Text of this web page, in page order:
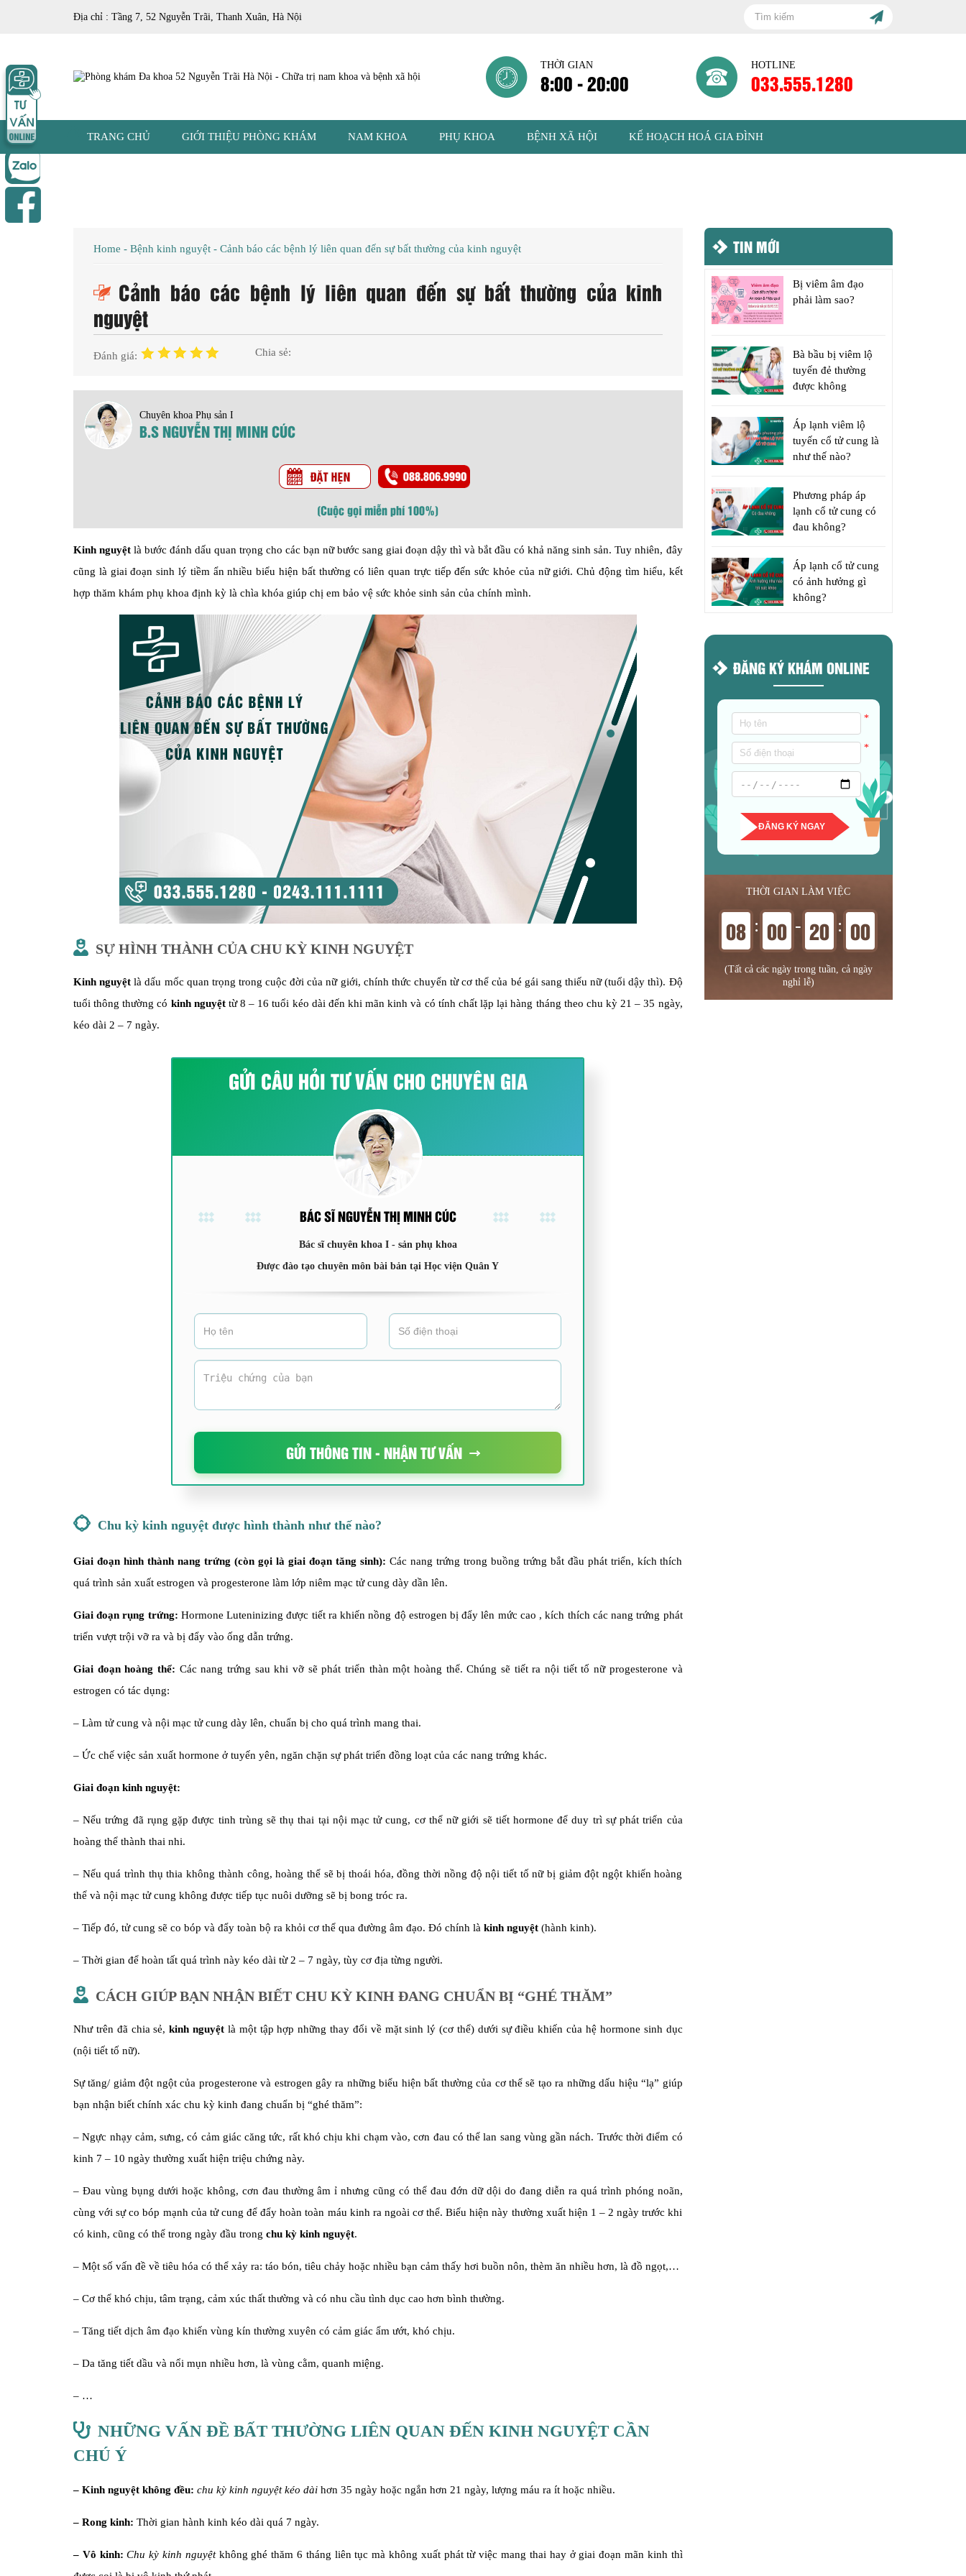
Địa chỉ : Tầng 7, 52 Nguyễn Trãi, Thanh Xuân, Hà Nội
THỜI GIAN
8:00 - 20:00
HOTLINE
033.555.1280
TRANG CHỦ GIỚI THIỆU PHÒNG KHÁM NAM KHOA PHỤ KHOA BỆNH XÃ HỘI KẾ HOẠCH HOÁ GIA ĐÌNH
Home - Bệnh kinh nguyệt - Cảnh báo các bệnh lý liên quan đến sự bất thường của kinh nguyệt
Cảnh báo các bệnh lý liên quan đến sự bất thường của kinh
nguyệt
Đánh giá: Chia sẻ:
Chuyên khoa Phụ sản I
B.S NGUYỄN THỊ MINH CÚC
(Cuộc gọi miễn phí 100%)
Kinh nguyệt là bước đánh dấu quan trọng cho các bạn nữ bước sang giai đoạn dậy thì và bắt đầu có khả năng sinh sản. Tuy nhiên, đây
cũng là giai đoạn sinh lý tiềm ẩn nhiều biểu hiện bất thường có liên quan trực tiếp đến sức khỏe của nữ giới. Chủ động tìm hiểu, kết
hợp thăm khám phụ khoa định kỳ là chìa khóa giúp chị em bảo vệ sức khỏe sinh sản của chính mình.
SỰ HÌNH THÀNH CỦA CHU KỲ KINH NGUYỆT
Kinh nguyệt là dấu mốc quan trọng trong cuộc đời của nữ giới, chính thức chuyển từ cơ thể của bé gái sang thiếu nữ (tuổi dậy thì). Độ
tuổi thông thường có kinh nguyệttừ 8 – 16 tuổi kéo dài đến khi mãn kinh và có tính chất lặp lại hàng tháng theo chu kỳ 21 – 35 ngày,
kéo dài 2 – 7 ngày.
GỬI CÂU HỎI TƯ VẤN CHO CHUYÊN GIA
BÁC SĨ NGUYỄN THỊ MINH CÚC
Bác sĩ chuyên khoa I - sản phụ khoa
Được đào tạo chuyên môn bài bản tại Học viện Quân Y
GỬI THÔNG TIN - NHẬN TƯ VẤN
Chu kỳ kinh nguyệt được hình thành như thế nào?
Giai đoạn hình thành nang trứng (còn gọi là giai đoạn tăng sinh): Các nang trứng trong buồng trứng bắt đầu phát triển, kích thích
quá trình sản xuất estrogen và progesterone làm lớp niêm mạc tử cung dày dần lên.
Giai đoạn rụng trứng: Hormone Luteninizing được tiết ra khiến nồng độ estrogen bị đẩy lên mức cao , kích thích các nang trứng phát
triển vượt trội vỡ ra và bị đẩy vào ống dẫn trứng.
Giai đoạn hoàng thể: Các nang trứng sau khi vỡ sẽ phát triển thàn một hoàng thể. Chúng sẽ tiết ra nội tiết tố nữ progesterone và
estrogen có tác dụng:
– Làm tử cung và nội mạc tử cung dày lên, chuẩn bị cho quá trình mang thai.
– Ức chế việc sản xuất hormone ở tuyến yên, ngăn chặn sự phát triển đồng loạt của các nang trứng khác.
Giai đoạn kinh nguyệt:
– Nếu trứng đã rụng gặp được tinh trùng sẽ thụ thai tại nội mạc tử cung, cơ thể nữ giới sẽ tiết hormone để duy trì sự phát triển của
hoàng thể thành thai nhi.
– Nếu quá trình thụ thia không thành công, hoàng thể sẽ bị thoái hóa, đồng thời nồng độ nội tiết tố nữ bị giảm đột ngột khiến hoàng
thể và nội mạc tử cung không được tiếp tục nuôi dưỡng sẽ bị bong tróc ra.
– Tiếp đó, tử cung sẽ co bóp và đẩy toàn bộ ra khỏi cơ thể qua đường âm đạo. Đó chính là kinh nguyệt (hành kinh).
– Thời gian để hoàn tất quá trình này kéo dài từ 2 – 7 ngày, tùy cơ địa từng người.
CÁCH GIÚP BẠN NHẬN BIẾT CHU KỲ KINH ĐANG CHUẨN BỊ “GHÉ THĂM”
Như trên đã chia sẻ,kinh nguyệt là một tập hợp những thay đổi về mặt sinh lý (cơ thể) dưới sự điều khiến của hệ hormone sinh dục
(nội tiết tố nữ).
Sự tăng/ giảm đột ngột của progesterone và estrogen gây ra những biểu hiện bất thường của cơ thể sẽ tạo ra những dấu hiệu “lạ” giúp
bạn nhận biết chính xác chu kỳ kinh đang chuẩn bị “ghé thăm”:
– Ngực nhạy cảm, sưng, có cảm giác căng tức, rất khó chịu khi chạm vào, cơn đau có thể lan sang vùng gần nách. Trước thời điểm có
kinh 7 – 10 ngày thường xuất hiện triệu chứng này.
– Đau vùng bụng dưới hoặc không, cơn đau thường âm ỉ nhưng cũng có thể đau đớn dữ dội do đang diễn ra quá trình phóng noãn,
cùng với sự co bóp mạnh của tử cung để đẩy hoàn toàn máu kinh ra ngoài cơ thể. Biểu hiện này thường xuất hiện 1 – 2 ngày trước khi
có kinh, cũng có thể trong ngày đầu trong chu kỳ kinh nguyệt.
– Một số vấn đề về tiêu hóa có thể xảy ra: táo bón, tiêu chảy hoặc nhiều bạn cảm thấy hơi buồn nôn, thèm ăn nhiều hơn, là đồ ngọt,…
– Cơ thể khó chịu, tâm trạng, cảm xúc thất thường và có nhu cầu tình dục cao hơn bình thường.
– Tăng tiết dịch âm đạo khiến vùng kín thường xuyên có cảm giác ẩm ướt, khó chịu.
– Da tăng tiết dầu và nổi mụn nhiều hơn, là vùng cằm, quanh miệng.
– …
NHỮNG VẤN ĐỀ BẤT THƯỜNG LIÊN QUAN ĐẾN KINH NGUYỆT CẦN
CHÚ Ý
– Kinh nguyệt không đều: chu kỳ kinh nguyệt kéo dài hơn 35 ngày hoặc ngắn hơn 21 ngày, lượng máu ra ít hoặc nhiều.
– Rong kinh: Thời gian hành kinh kéo dài quá 7 ngày.
– Vô kinh: Chu kỳ kinh nguyệtkhông ghé thăm 6 tháng liên tục mà không xuất phát từ việc mang thai hay ở giai đoạn mãn kinh thì
TIN MỚI
Bị viêm âm đạo
phải làm sao?
Bà bầu bị viêm lộ
tuyến đẻ thường
được không
Áp lạnh viêm lộ
tuyến cổ tử cung là
như thế nào?
Phương pháp áp
lạnh cổ tử cung có
đau không?
Áp lạnh cổ tử cung
có ảnh hưởng gì
không?
ĐĂNG KÝ KHÁM ONLINE
*
*
ĐĂNG KÝ NGAY
THỜI GIAN LÀM VIỆC
08 : 00 - 20 : 00
(Tất cả các ngày trong tuần, cả ngày
nghỉ lễ)